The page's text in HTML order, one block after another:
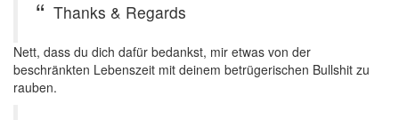
Thanks & Regards
Nett, dass du dich dafür bedankst, mir etwas von der
beschränkten Lebenszeit mit deinem betrügerischen Bullshit zu
rauben.